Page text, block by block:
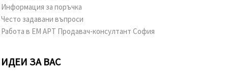
Информация за поръчка
Често задавани въпроси
Работа в ЕМ АРТ Продавач-консултант София
ИДЕИ ЗА ВАС